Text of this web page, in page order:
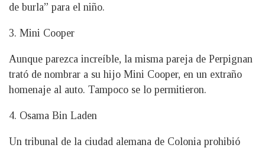
de burla” para el niño.
3. Mini Cooper
Aunque parezca increíble, la misma pareja de Perpignan
trató de nombrar a su hijo Mini Cooper, en un extraño
homenaje al auto. Tampoco se lo permitieron.
4. Osama Bin Laden
Un tribunal de la ciudad alemana de Colonia prohibió